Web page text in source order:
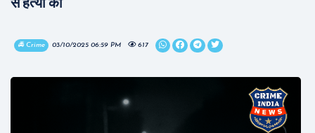
🚔 Crime 03/10/2025 06:59 PM 617